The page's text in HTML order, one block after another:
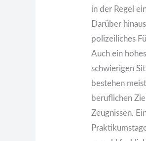
in der Regel
Darüber
polizeiliches
Auch ein
schwierigen
bestehen
beruflichen
Zeugnissen.